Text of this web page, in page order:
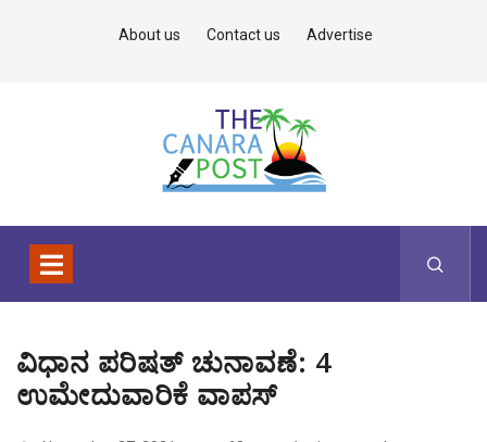
About us Contact us Advertise
ವಿಧಾನ ಪರಿಷತ್ ಚುನಾವಣೆ: 4
ಉಮೇದುವಾರಿಕೆ ವಾಪಸ್